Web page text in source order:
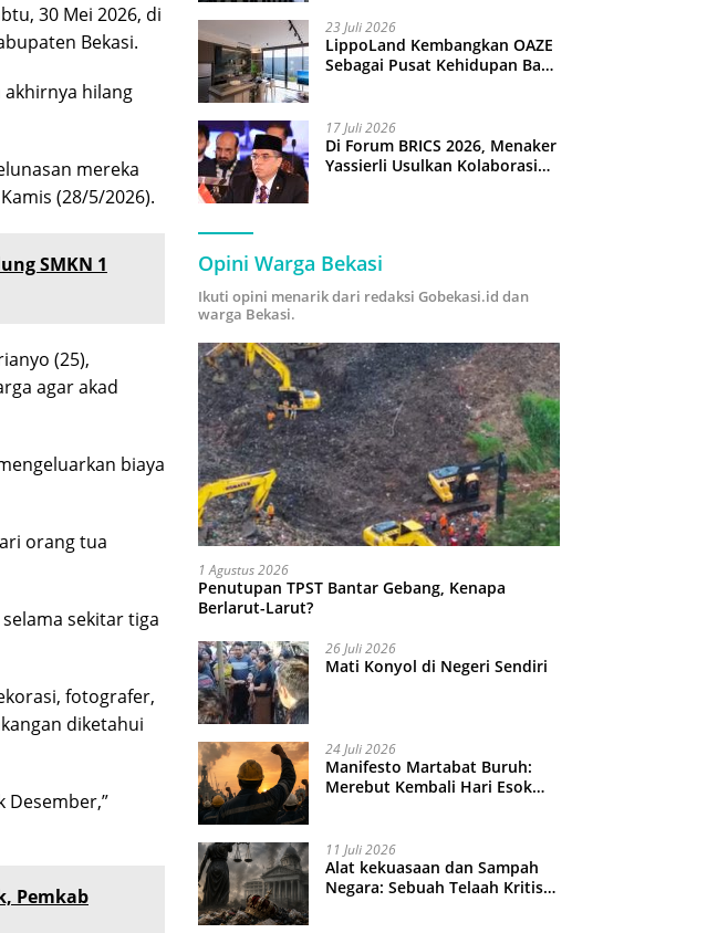
30 Mei 2026, di
Bekasi.
hilang
mereka
(28/5/2026).
SMKN 1
(25),
agar akad
biaya
orang tua
sekitar tiga
fotografer,
diketahui
Desember,”
Pemkab
23 Juli 2026
LippoLand Kembangkan OAZE
Sebagai Pusat Kehidupan Baru
17 Juli 2026
Di Forum BRICS 2026, Menaker
Yassierli Usulkan Kolaborasi
Opini Warga Bekasi
Ikuti opini menarik dari redaksi Gobekasi.id dan
warga Bekasi.
1 Agustus 2026
Penutupan TPST Bantar Gebang, Kenapa
Berlarut-Larut?
26 Juli 2026
Mati Konyol di Negeri Sendiri
24 Juli 2026
Manifesto Martabat Buruh:
Merebut Kembali Hari Esok
11 Juli 2026
Alat kekuasaan dan Sampah
Negara: Sebuah Telaah Kritis